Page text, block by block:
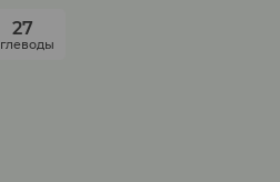
Инулин, клетчатка, семена
27